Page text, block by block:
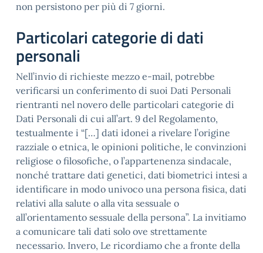
non persistono per più di 7 giorni.
Particolari categorie di dati
personali
Nell’invio di richieste mezzo e-mail, potrebbe
verificarsi un conferimento di suoi Dati Personali
rientranti nel novero delle particolari categorie di
Dati Personali di cui all’art. 9 del Regolamento,
testualmente i “[…] dati idonei a rivelare l’origine
razziale o etnica, le opinioni politiche, le convinzioni
religiose o filosofiche, o l’appartenenza sindacale,
nonché trattare dati genetici, dati biometrici intesi a
identificare in modo univoco una persona fisica, dati
relativi alla salute o alla vita sessuale o
all’orientamento sessuale della persona”. La invitiamo
a comunicare tali dati solo ove strettamente
necessario. Invero, Le ricordiamo che a fronte della